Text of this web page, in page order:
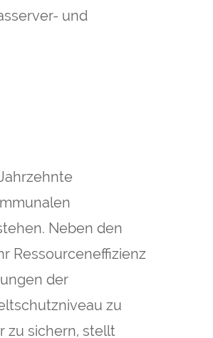
und
Neben den
Ressourceneffizienz
der
zu
zu sichern, stellt